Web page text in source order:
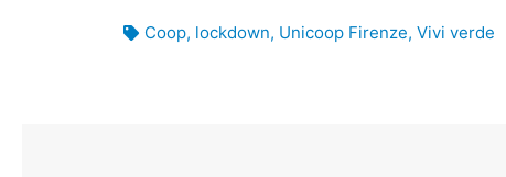
Coop, lockdown, Unicoop Firenze, Vivi verde